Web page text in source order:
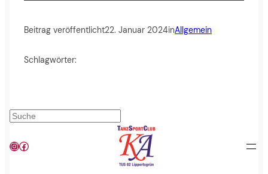
Beitrag veröffentlicht22. Januar 2024inAllgemein
Schlagwörter:
Suchen
Instagram
Facebook